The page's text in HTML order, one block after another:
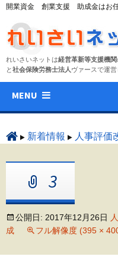
開業資金 創業支援 助成金はお任
れいさいネットは経営革新等支援機関
と社会保険労務士法人 ヴァースで運
MENU
ン
へ
ッ
プ
新着情報 人事評
3
公開日: 2017年12月26日
成
フル解像度 (395 ×